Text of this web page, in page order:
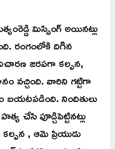
మిస్సింగ్ అయినట్లు
రంగంలోకి దిగిన
జరపగా కల్పన,
వచ్చింది. వారిని గట్టిగా
నిందితులు
చేసి పూడ్చిపెట్టినట్లు
, ఆమె ప్రియుడు